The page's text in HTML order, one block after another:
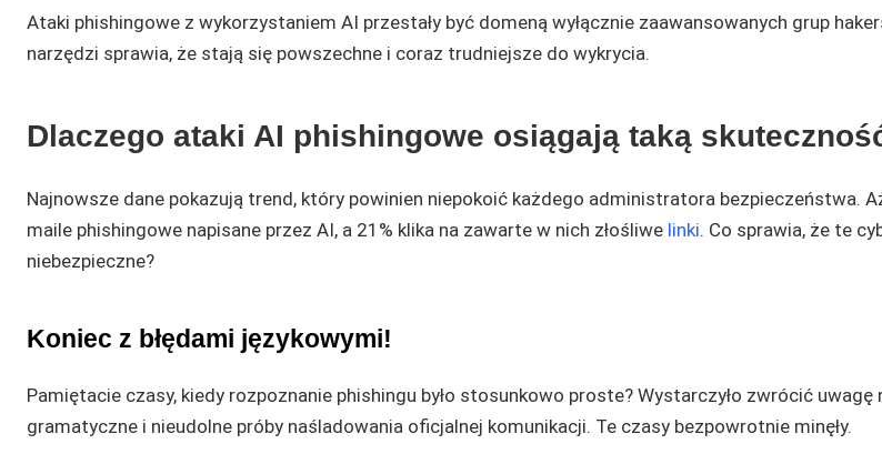
Ataki phishingowe z wykorzystaniem AI przestały być domeną wyłącznie zaawansowanych grup
narzędzi sprawia, że stają się powszechne i coraz trudniejsze do wykrycia.
Dlaczego ataki AI phishingowe osiągają taką
Najnowsze dane pokazują trend, który powinien niepokоіć każdego administratora bezpieczeństwa.
maile phishingowe napisane przez AI, a 21% klika na zawarte w nich złośliwe linki. Co sprawia, że te
niebezpieczne?
Koniec z błędami językowymi!
Pamiętacie czasy, kiedy rozpoznanie phishingu było stosunkowo proste? Wystarczyło zwrócić uwagę
gramatyczne i nieudolne próby naśladowania oficjalnej komunikacji. Te czasy bezpowrotnie minęły.